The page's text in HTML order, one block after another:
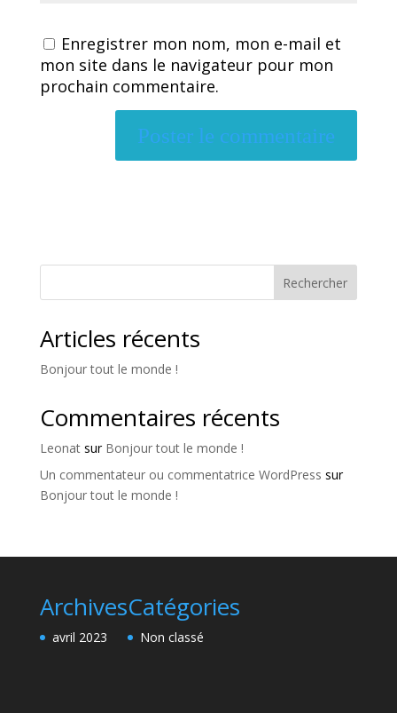
Enregistrer mon nom, mon e-mail et
mon site dans le navigateur pour mon
prochain commentaire.
Rechercher
Articles récents
Bonjour tout le monde !
Commentaires récents
Leonatsur Bonjour tout le monde !
Un commentateur ou commentatrice WordPress sur
Bonjour tout le monde !
Archives
avril 2023
Catégories
Non classé